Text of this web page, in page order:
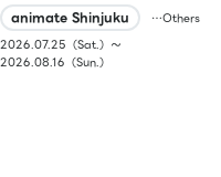
animate Shinjuku
…Others
2026.07.25（Sat.）〜
2026.08.16（Sun.）